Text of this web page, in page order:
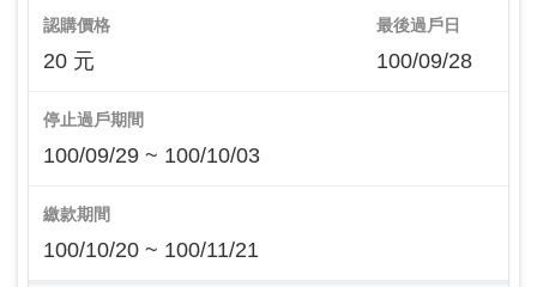
認購價格
20 元
最後過戶日
100/09/28
停止過戶期間
100/09/29 ~ 100/10/03
繳款期間
100/10/20 ~ 100/11/21